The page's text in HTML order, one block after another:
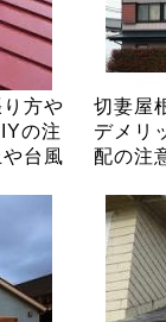
り方や
の注
台風
切妻屋
デメリ
配の注